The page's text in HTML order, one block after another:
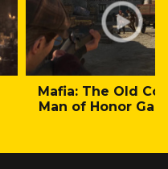
Mafia: The Old
Man of Honor